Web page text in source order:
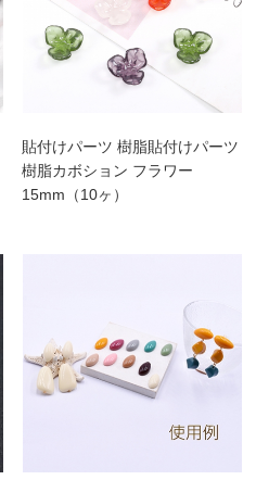
貼付けパーツ 樹脂貼付けパーツ
樹脂カボション フラワー
15mm（10ヶ）